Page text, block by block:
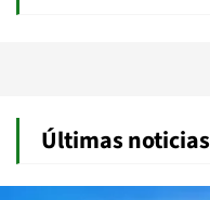
Últimas noticias